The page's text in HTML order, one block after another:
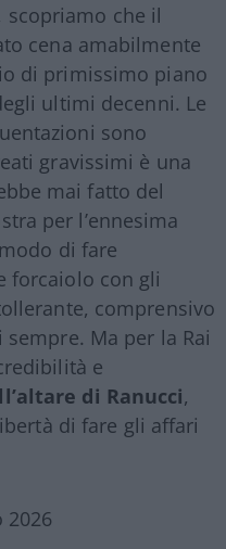
scopriamo che il
cena amabilmente
di primissimo piano
ultimi decenni. Le
sono
gravissimi è una
mai fatto del
per l’ennesima
di fare
forcaiolo con gli
comprensivo
Ma per la Rai
e
di Ranucci,
di fare gli affari
2026